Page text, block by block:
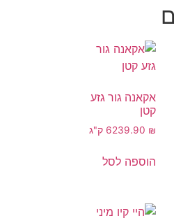
אקאנה גור גזע
קטן
239.90 ₪ 6 ק"ג
הוספה לסל